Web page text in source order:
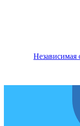
Независимая